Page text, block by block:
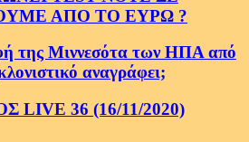
ΑΠΟ ΤΟ ΕΥΡΩ ?
της Μιννεσότα των ΗΠΑ από
αναγράφει;
LIVE 36 (16/11/2020)